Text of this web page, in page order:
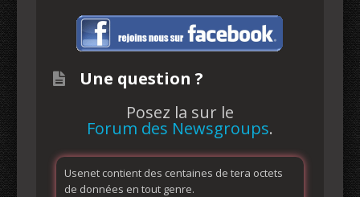
Une question ?
Posez la sur le
Forum des Newsgroups.
Usenet contient des centaines de tera octets
de données en tout genre.